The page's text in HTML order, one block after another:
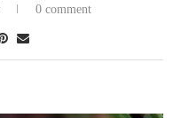
0 comment